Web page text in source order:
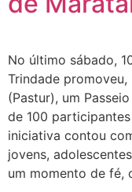
No último sábado,
Trindade
(Pastur), um
de 100
iniciativa contou
jovens,
um momento de fé,